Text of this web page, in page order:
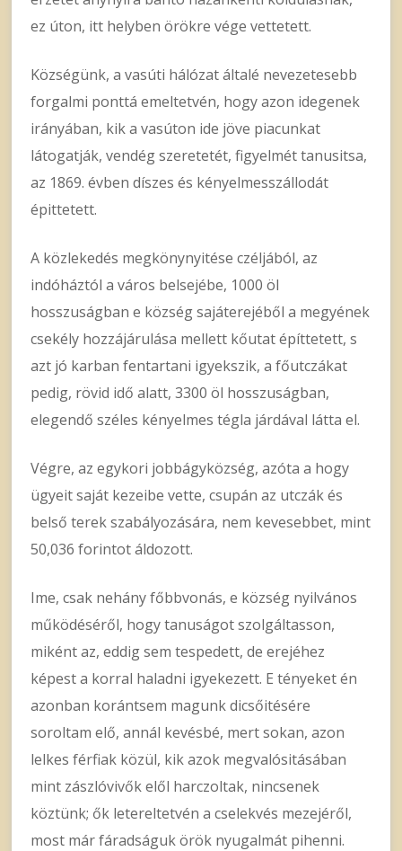
ez úton, itt helyben örökre vége vettetett.
Községünk, a vasúti hálózat általé nevezetesebb
forgalmi ponttá emeltetvén, hogy azon idegenek
irányában, kik a vasúton ide jöve piacunkat
látogatják, vendég szeretetét, figyelmét tanusitsa,
az 1869. évben díszes és kényelmesszállodát
épittetett.
A közlekedés megkönynyitése czéljából, az
indóháztól a város belsejébe, 1000 öl
hosszuságban e község sajáterejéből a megyének
csekély hozzájárulása mellett kőutat építtetett, s
azt jó karban fentartani igyekszik, a főutczákat
pedig, rövid idő alatt, 3300 öl hosszuságban,
elegendő széles kényelmes tégla járdával látta el.
Végre, az egykori jobbágyközség, azóta a hogy
ügyeit saját kezeibe vette, csupán az utczák és
belső terek szabályozására, nem kevesebbet, mint
50,036 forintot áldozott.
Ime, csak nehány főbbvonás, e község nyilvános
működéséről, hogy tanuságot szolgáltasson,
miként az, eddig sem tespedett, de erejéhez
képest a korral haladni igyekezett. E tényeket én
azonban korántsem magunk dicsőitésére
soroltam elő, annál kevésbé, mert sokan, azon
lelkes férfiak közül, kik azok megvalósitásában
mint zászlóvivők elől harczoltak, nincsenek
köztünk; ők letereltetvén a cselekvés mezejéről,
most már fáradságuk örök nyugalmát pihenni.